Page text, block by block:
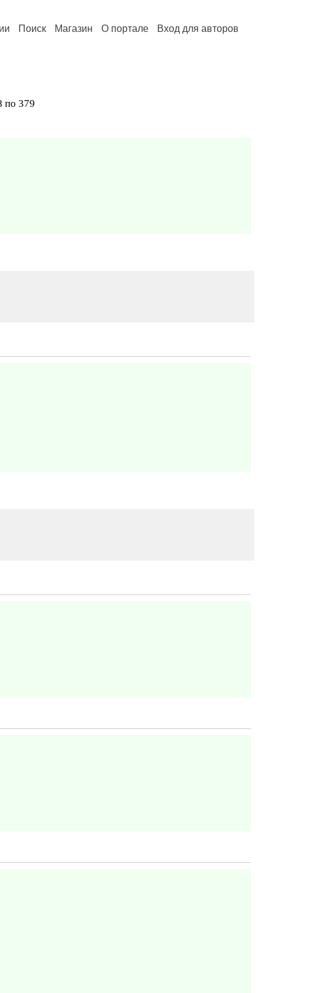
Поиск Магазин О портале Вход для авторов
по 379